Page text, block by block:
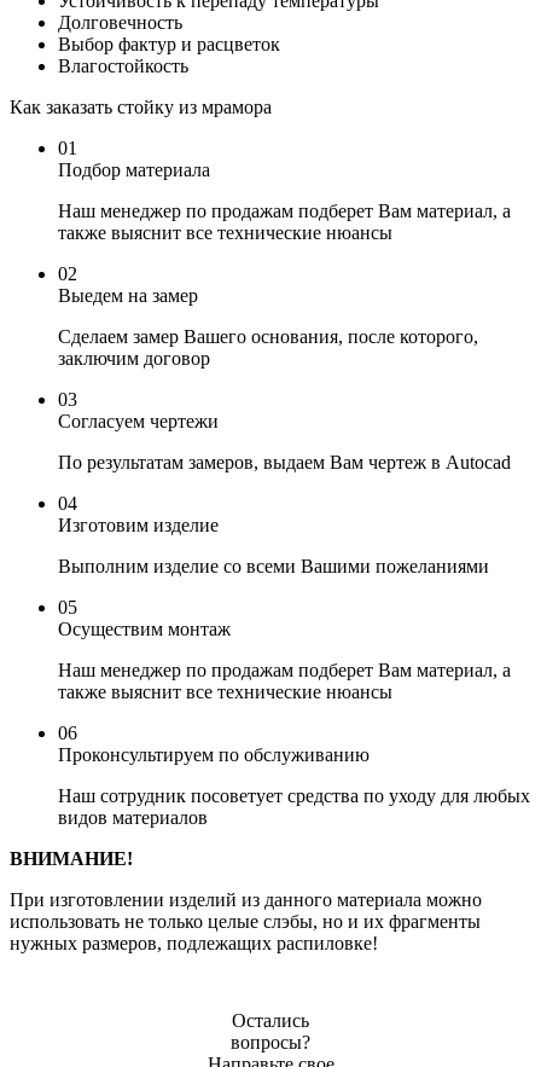
Долговечность
Выбор фактур и расцветок
Влагостойкость
Как заказать стойку из мрамора
01
Подбор материала
Наш менеджер по продажам подберет Вам материал, а
также выяснит все технические нюансы
02
Выедем на замер
Сделаем замер Вашего основания, после которого,
заключим договор
03
Согласуем чертежи
По результатам замеров, выдаем Вам чертеж в Autocad
04
Изготовим изделие
Выполним изделие со всеми Вашими пожеланиями
05
Осуществим монтаж
Наш менеджер по продажам подберет Вам материал, а
также выяснит все технические нюансы
06
Проконсультируем по обслуживанию
Наш сотрудник посоветует средства по уходу для любых
видов материалов
ВНИМАНИЕ!
При изготовлении изделий из данного материала можно
использовать не только целые слэбы, но и их фрагменты
нужных размеров, подлежащих распиловке!
Остались
вопросы?